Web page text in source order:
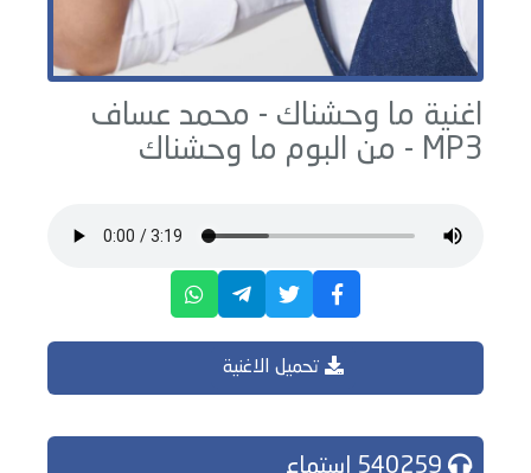
اغنية ما وحشناك - محمد عساف
MP3 - من البوم
ما وحشناك
تحميل الاغنية